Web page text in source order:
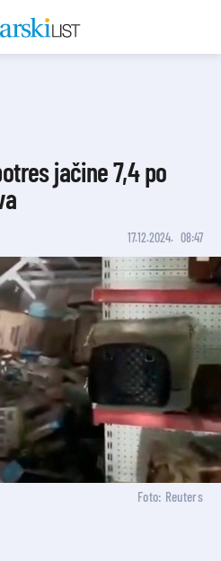
jačine 7,4 po
17.12.2024. 08:47
Foto: Reuters